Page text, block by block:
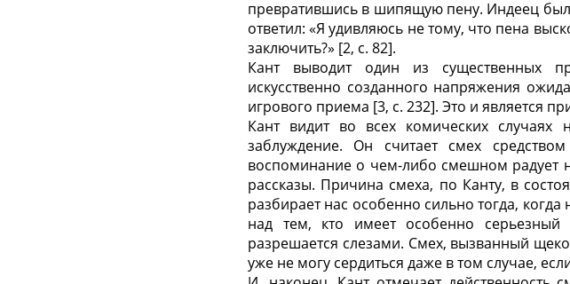
превратившись в шипящую пену. Индеец
ответил: «Я удивляюсь не тому, что пена
заключить?» [2, c. 82].
Кант выводит один из существенных
искусственно созданного напряжения
игрового приема [3, c. 232]. Это и является
Кант видит во всех комических случаях
заблуждение. Он считает смех
воспоминание о чем-либо смешном радует
рассказы. Причина смеха, по Канту, в
разбирает нас особенно сильно тогда,
над тем, кто имеет особенно
разрешается слезами. Смех, вызванный
уже не могу сердиться даже в том случае,